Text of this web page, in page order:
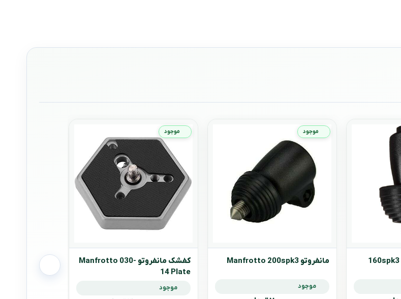
موجود
مانفروتو Manfrotto 200spk3
موجود
موجود
کفشک مانفروتو Manfrotto 030-
14 Plate
موجود